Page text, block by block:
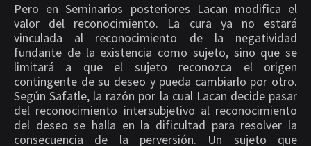
Pero en Seminarios posteriores Lacan modifica el
valor del reconocimiento. La cura ya no estará
vinculada al reconocimiento de la negatividad
fundante de la existencia como sujeto, sino que se
limitará a que el sujeto reconozca el origen
contingente de su deseo y pueda cambiarlo por otro.
Según Safatle, la razón por la cual Lacan decide pasar
del reconocimiento intersubjetivo al reconocimiento
del deseo se halla en la dificultad para resolver la
consecuencia de la perversión. Un sujeto que